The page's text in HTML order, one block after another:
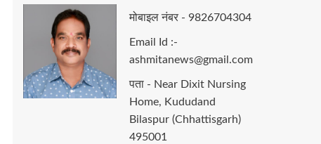
मोबाइल नंबर - 9826704304
Email Id :-
ashmitanews@gmail.com
पता - Near Dixit Nursing
Home, Kududand
Bilaspur (Chhattisgarh)
495001